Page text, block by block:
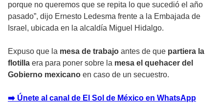
porque no queremos que se repita lo que sucedió el año
pasado”, dijo Ernesto Ledesma frente a la Embajada de
Israel, ubicada en la alcaldía Miguel Hidalgo.
Expuso que la mesa de trabajo antes de que partiera la
flotilla era para poner sobre la mesa el quehacer del
Gobierno mexicano en caso de un secuestro.
➡️ Únete al canal de El Sol de México en WhatsApp